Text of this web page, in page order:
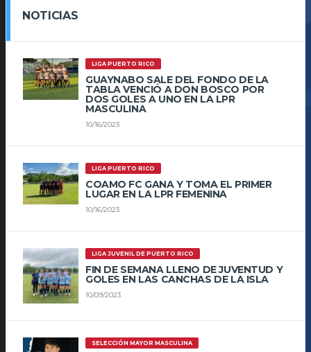
NOTICIAS
LIGA PUERTO RICO
GUAYNABO SALE DEL FONDO DE LA
TABLA VENCIÓ A DON BOSCO POR
DOS GOLES A UNO EN LA LPR
MASCULINA
10/16/2023
LIGA PUERTO RICO
COAMO FC GANA Y TOMA EL PRIMER
LUGAR EN LA LPR FEMENINA
10/16/2023
LIGA JUVENIL DE PUERTO RICO
FIN DE SEMANA LLENO DE JUVENTUD Y
GOLES EN LAS CANCHAS DE LA ISLA
10/09/2023
SELECCIÓN MAYOR MASCULINA